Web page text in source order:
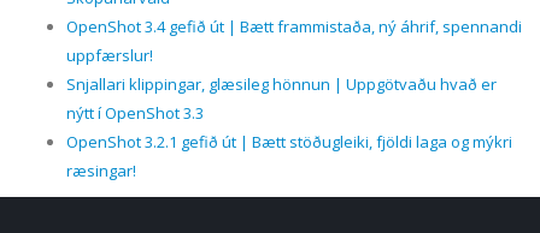
OpenShot 3.4 gefið út | Bætt frammistaða, ný áhrif, spennandi
uppfærslur!
Snjallari klippingar, glæsileg hönnun | Uppgötvaðu hvað er
nýtt í OpenShot 3.3
OpenShot 3.2.1 gefið út | Bætt stöðugleiki, fjöldi laga og mýkri
ræsingar!